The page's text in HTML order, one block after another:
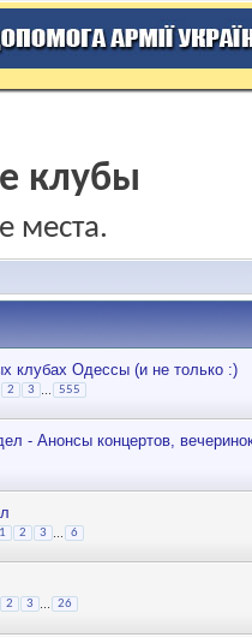
клубы
места.
клубах Одессы (и не только :)
2 3 555
- Анонсы концертов,
1 2 3 6
2 3 26